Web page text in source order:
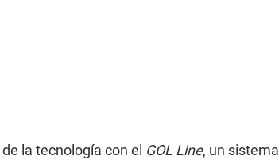
la tecnología con el GOL Line, un sistema